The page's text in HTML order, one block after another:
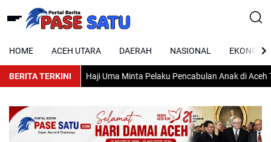
HOME ACEH UTARA DAERAH NASIONAL EKONOMI
BERITA TERKINI Haji Uma Minta Pelaku Pencabulan Anak di Aceh